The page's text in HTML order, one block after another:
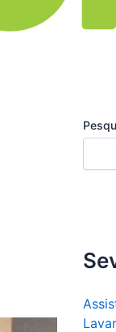
Lavar